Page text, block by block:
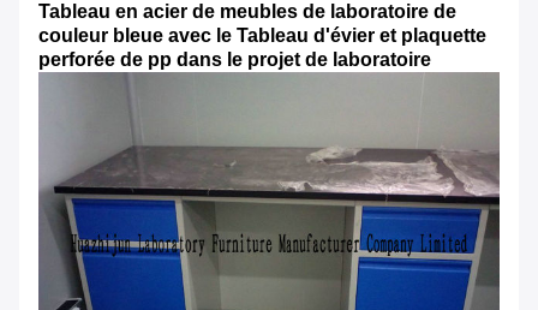
Tableau en acier de meubles de laboratoire de
couleur bleue avec le Tableau d'évier et plaquette
perforée de pp dans le projet de laboratoire